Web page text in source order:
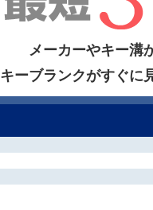
メーカーやキー溝
キーブランクがすぐに